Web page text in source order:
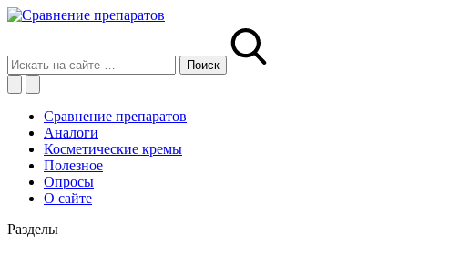
Сравнение препаратов
Аналоги
Косметические кремы
Полезное
Опросы
О сайте
Разделы